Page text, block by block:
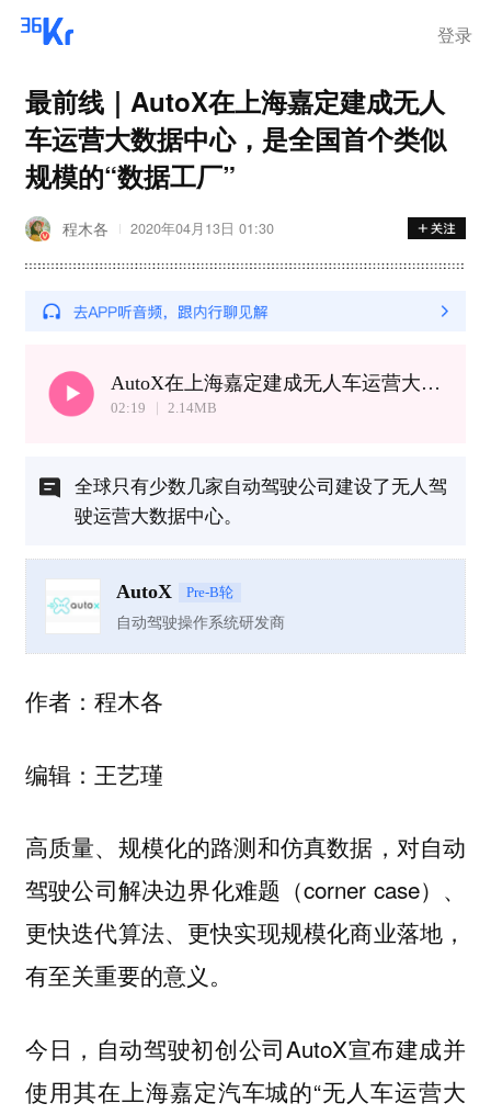
登录
最前线｜AutoX在上海嘉定建成无人
车运营大数据中心，是全国首个类似
规模的“数据工厂”
程木各 2020年04月13日 01:30
AutoX在上海嘉定建成无人车运营大数据中心，是全国首个类似规模的“数据工厂”
02:19 2.14MB
全球只有少数几家自动驾驶公司建设了无人驾
驶运营大数据中心。
AutoX Pre-B轮
自动驾驶操作系统研发商
作者：程木各
编辑：王艺瑾
高质量、规模化的路测和仿真数据，对自动
驾驶公司解决边界化难题（corner case）、
更快迭代算法、更快实现规模化商业落地，
有至关重要的意义。
今日，自动驾驶初创公司AutoX宣布建成并
使用其在上海嘉定汽车城的“无人车运营大